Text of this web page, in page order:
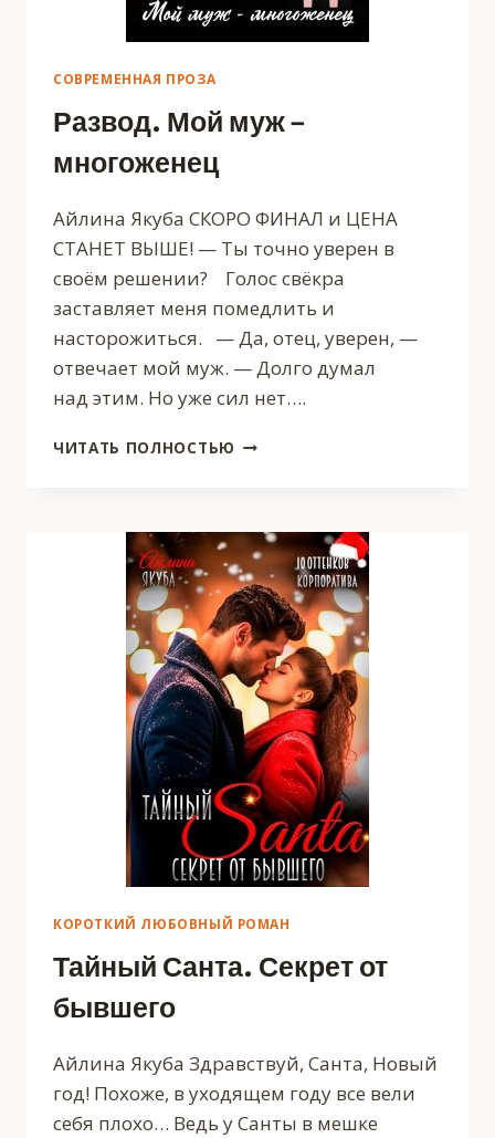
СОВРЕМЕННАЯ ПРОЗА
Развод. Мой муж –
многоженец
Айлина Якуба СКОРО ФИНАЛ и ЦЕНА
СТАНЕТ ВЫШЕ! — Ты точно уверен в
своём решении? Голос свёкра
заставляет меня помедлить и
насторожиться. — Да, отец, уверен, —
отвечает мой муж. — Долго думал
над этим. Но уже сил нет….
ЧИТАТЬ ПОЛНОСТЬЮ РАЗВОД.
МНОГОЖЕНЕЦ
КОРОТКИЙ ЛЮБОВНЫЙ РОМАН
Тайный Санта. Секрет от
бывшего
Айлина Якуба Здравствуй, Санта, Новый
год! Похоже, в уходящем году все вели
себя плохо… Ведь у Санты в мешке